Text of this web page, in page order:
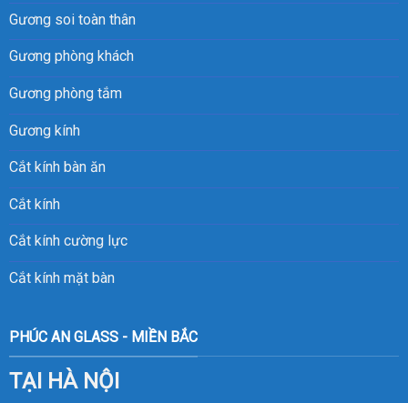
Gương soi toàn thân
Gương phòng khách
Gương phòng tắm
Gương kính
Cắt kính bàn ăn
Cắt kính
Cắt kính cường lực
Cắt kính mặt bàn
PHÚC AN GLASS - MIỀN BẮC
TẠI HÀ NỘI